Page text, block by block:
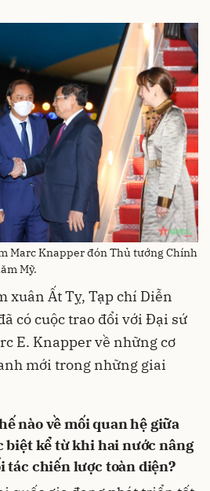
Marc Knapper đón Thủ tướng Chính
Mỹ.
xuân Ất Tỵ, Tạp chí Diễn
có cuộc trao đổi với Đại sứ
E. Knapper về những cơ
mới trong những giai
nào về mối quan hệ giữa
biệt kể từ khi hai nước nâng
tác chiến lược toàn diện?